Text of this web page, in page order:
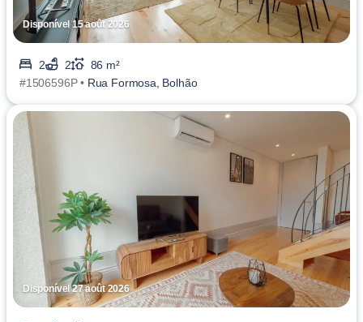
Disponível 15 août 2026
2 2
86 m²
#1506596P • Rua Formosa, Bolhão
Disponível 27 août 2026